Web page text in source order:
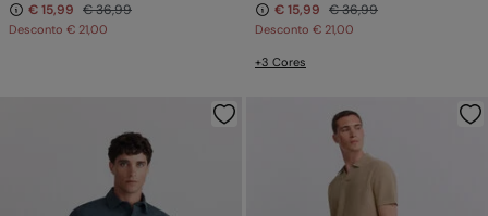
€ 15,99 € 36,99
Desconto € 21,00
€ 15,99 € 36,99
Desconto € 21,00
+3 Cores